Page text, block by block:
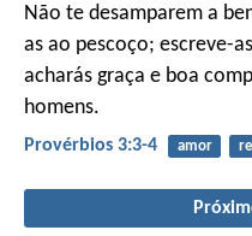
Não te desamparem a
as ao pescoço; escreve-
acharás graça e boa
homens.
Provérbios 3:3-4 amor